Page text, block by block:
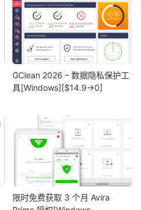
GClean 2026 – 数据隐私保护工
具[Windows][$14.9→0]
限时免费获取 3 个月 Avira